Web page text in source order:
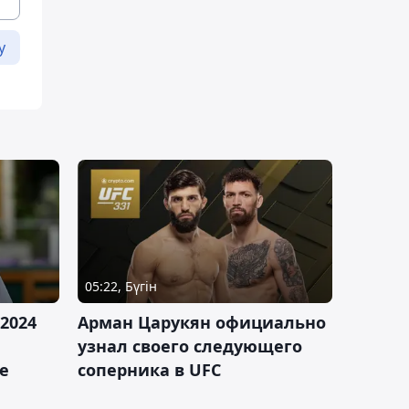
05:22, Бүгін
Арман Царукян официально
узнал своего следующего
соперника в UFC